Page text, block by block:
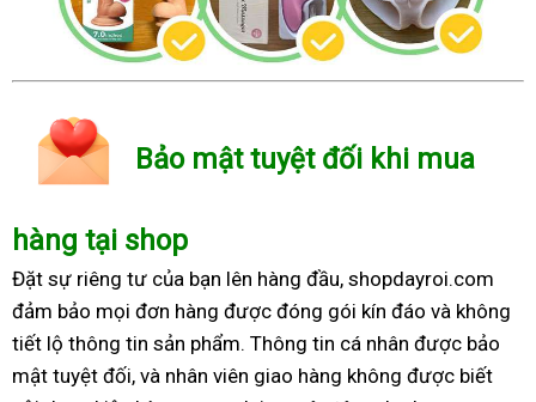
Bảo mật tuyệt đối khi mua
hàng tại shop
Đặt sự riêng tư của bạn lên hàng đầu, shopdayroi.com
đảm bảo mọi đơn hàng được đóng gói kín đáo và không
tiết lộ thông tin sản phẩm. Thông tin cá nhân được bảo
mật tuyệt đối, và nhân viên giao hàng không được biết